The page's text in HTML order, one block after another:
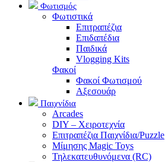
Φωτισμός
Φωτιστικά
Επιτραπέζια
Επιδαπέδια
Παιδικά
Vlogging Kits
Φακοί
Φακοί Φωτισμού
Αξεσουάρ
Παιχνίδια
Arcades
DIY – Χειροτεχνία
Επιτραπέζια Παιχνίδια/Puzzle
Μίμησης Magic Toys
Τηλεκατευθυνόμενα (RC)